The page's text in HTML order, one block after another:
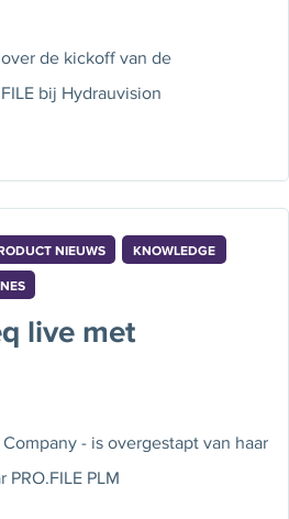
de kickoff van de
bij Hydrauvision
NIEUWS KNOWLEDGE
live met
- is overgestapt van haar
PRO.FILE PLM